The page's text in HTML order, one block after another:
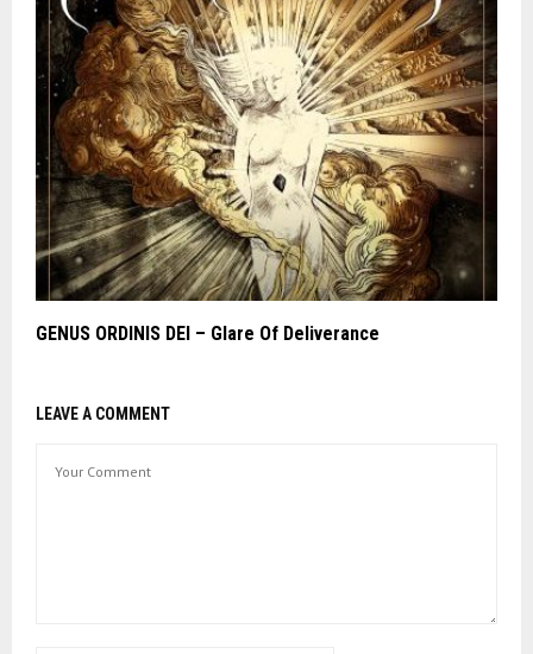
GENUS ORDINIS DEI – Glare Of Deliverance
LEAVE A COMMENT